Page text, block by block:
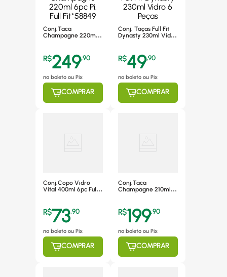
Conj.Taca
Champagne 220ml
R$249,90
no boleto ou Pix
COMPRAR
Conj. Taças Full Fit
Dynasty 230ml Vidro
R$49,90
no boleto ou Pix
COMPRAR
Conj.Copo Vidro
Vital 400ml 6pc Full
R$73,90
no boleto ou Pix
COMPRAR
Conj.Taca
Champagne 210ml
R$199,90
no boleto ou Pix
COMPRAR